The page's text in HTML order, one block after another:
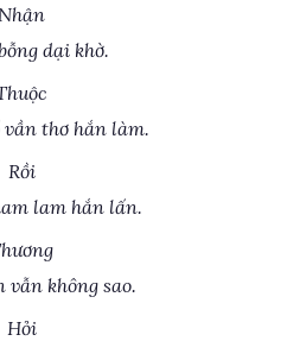
dại khờ.
vần thơ hắn làm.
Rồi
lam hắn lấn.
vẫn không sao.
Hỏi